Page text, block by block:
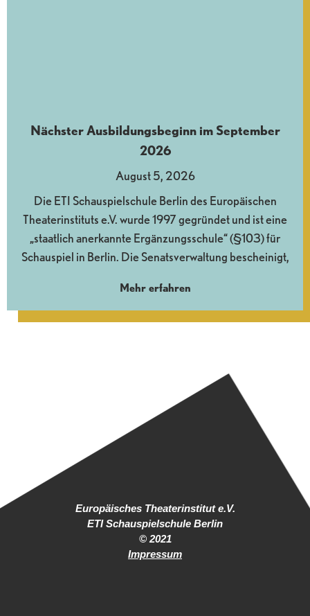
Nächster Ausbildungsbeginn im September
2026
August 5, 2026
Die ETI Schauspielschule Berlin des Europäischen
Theaterinstituts e.V. wurde 1997 gegründet und ist eine
„staatlich anerkannte Ergänzungsschule“ (§103) für
Schauspiel in Berlin. Die Senatsverwaltung bescheinigt,
Mehr erfahren
Europäisches Theaterinstitut e.V.
ETI Schauspielschule Berlin
© 2021
Impressum